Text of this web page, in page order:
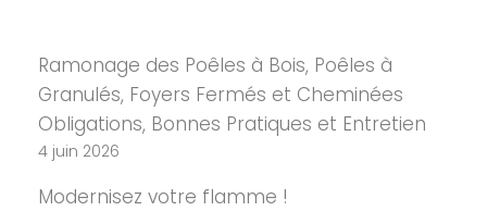
Ramonage des Poêles à Bois, Poêles à
Granulés, Foyers Fermés et Cheminées
Obligations, Bonnes Pratiques et Entretien
4 juin 2026
Modernisez votre flamme !